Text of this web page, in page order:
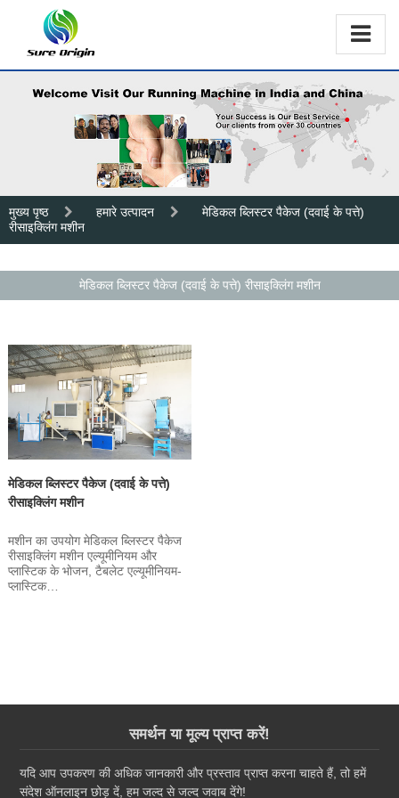
मुख्य पृष्ठ हमारे उत्पादन
मेडिकल ब्लिस्टर पैकेज (दवाई के पत्ते)
रीसाइक्लिंग मशीन
मेडिकल ब्लिस्टर पैकेज (दवाई के पत्ते) रीसाइक्लिंग मशीन
मेडिकल ब्लिस्टर पैकेज (दवाई के पत्ते)
रीसाइक्लिंग मशीन
मशीन का उपयोग मेडिकल ब्लिस्टर पैकेज
रीसाइक्लिंग मशीन एल्यूमीनियम और
प्लास्टिक के भोजन, टैबलेट एल्यूमीनियम-
प्लास्टिक…
समर्थन या मूल्य प्राप्त करें!
यदि आप उपकरण की अधिक जानकारी और प्रस्ताव प्राप्त करना चाहते हैं, तो हमें
संदेश ऑनलाइन छोड़ दें, हम जल्द से जल्द जवाब देंगे!